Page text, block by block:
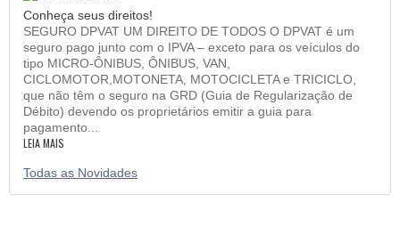
Conheça seus direitos!
SEGURO DPVAT UM DIREITO DE TODOS O DPVAT é um
seguro pago junto com o IPVA – exceto para os veículos do
tipo MICRO-ÔNIBUS, ÔNIBUS, VAN,
CICLOMOTOR,MOTONETA, MOTOCICLETA e TRICICLO,
que não têm o seguro na GRD (Guia de Regularização de
Débito) devendo os proprietários emitir a guia para
pagamento...
LEIA MAIS
Todas as Novidades